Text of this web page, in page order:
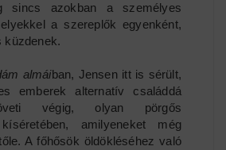
sincs azokban a személyes
a szereplők egyenként,
küzdenek.
almáiban, Jensen itt is sérült,
emberek alternatív családdá
végig, olyan pörgős
amilyeneket még
A főhősök öldökléséhez való